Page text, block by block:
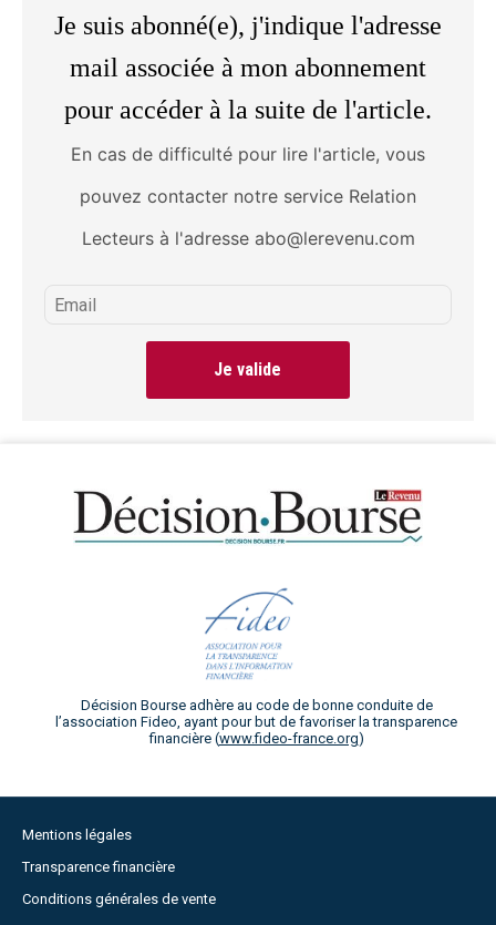
Je suis abonné(e), j'indique l'adresse
mail associée à mon abonnement
pour accéder à la suite de l'article.
En cas de difficulté pour lire l'article, vous
pouvez contacter notre service Relation
Lecteurs à l'adresse abo@lerevenu.com
Je valide
Décision Bourse adhère au code de bonne conduite de
l’association Fideo, ayant pour but de favoriser la transparence
financière (www.fideo-france.org)
Mentions légales
Transparence financière
Conditions générales de vente